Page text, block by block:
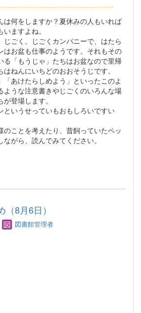
何をしますか？夏休みの人もいれば
ますよね。
ごく。じごくカンパニーで、はたら
はお盆も仕事のようです。それもその
る「もうじゃ」たちはお盆なので里帰
ねんにいちどのおおそうじです。
あけたらしめよう」といったこのよ
ような注意書きやじごくのいろんな場
登場します。
いうせっていもおもしろいですい
ことを考えたり、昔飼っていたペッ
ながら、読んでみてください。
（8月6日）
図書館管理者